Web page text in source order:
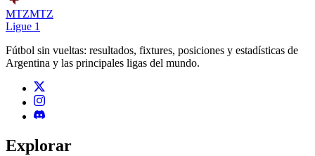
MTZMTZ
Ligue 1
Fútbol sin vueltas: resultados, fixtures, posiciones y estadísticas de
Argentina y las principales ligas del mundo.
Explorar